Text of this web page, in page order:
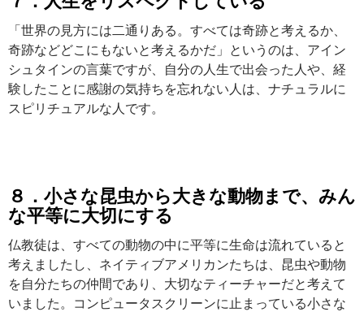
「世界の見方には二通りある。すべては奇跡と考えるか、
奇跡などどこにもないと考えるかだ」というのは、アイン
シュタインの言葉ですが、自分の人生で出会った人や、経
験したことに感謝の気持ちを忘れない人は、ナチュラルに
スピリチュアルな人です。
８．小さな昆虫から大きな動物まで、みん
な平等に大切にする
仏教徒は、すべての動物の中に平等に生命は流れていると
考えましたし、ネイティブアメリカンたちは、昆虫や動物
を自分たちの仲間であり、大切なティーチャーだと考えて
いました。コンピュータスクリーンに止まっている小さな